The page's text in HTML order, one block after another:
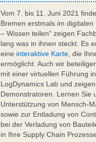
Vom 7. bis 11. Juni 2021
Bremen erstmals im
– Wissen teilen“ zeigen
lang was in ihnen steckt. Es
eine interaktive Karte , die
ermöglicht. Auch wir
mit einer virtuellen Führung
LogDynamics Lab und
Demonstratoren. Lernen Sie
Unterstützung von Mensch-
sowie zur Entladung von
bei der Verladung von
in Ihre Supply Chain